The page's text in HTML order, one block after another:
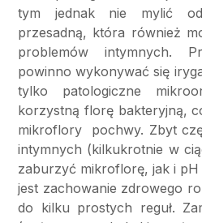
tym jednak nie mylić
przesadną, która również
problemów intymnych.
powinno wykonywać się
tylko patologiczne
korzystną florę bakteryjną,
mikroflory pochwy. Zbyt
intymnych (kilkukrotnie w
zaburzyć mikroflorę, jak i pH
jest zachowanie zdrowego
do kilku prostych reguł.